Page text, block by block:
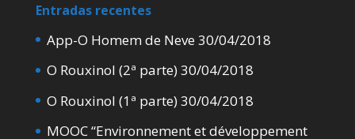
Entradas recentes
App-O Homem de Neve 30/04/2018
O Rouxinol (2ª parte)30/04/2018
O Rouxinol (1ª parte)30/04/2018
MOOC “Environnement et développement